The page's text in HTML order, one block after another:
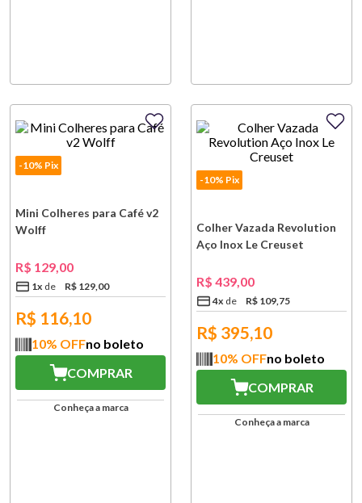
-10% Pix
Mini Colheres para Café v2
Wolff
R$ 129,00
1x R$ 129,00
R$ 116,10
10% OFFno boleto
COMPRAR
Conheça a marca
-10% Pix
Colher Vazada Revolution
Aço Inox Le Creuset
R$ 439,00
4x R$ 109,75
R$ 395,10
10% OFFno boleto
COMPRAR
Conheça a marca